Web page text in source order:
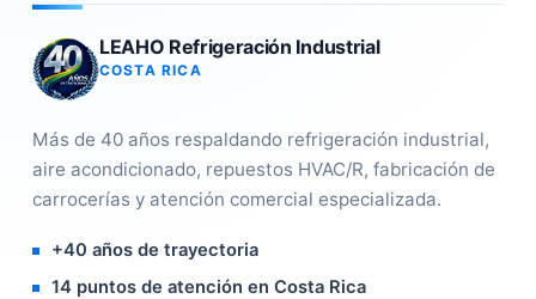
LEAHO Refrigeración Industrial
COSTA RICA
Más de 40 años respaldando refrigeración industrial,
aire acondicionado, repuestos HVAC/R, fabricación de
carrocerías y atención comercial especializada.
+40 años de trayectoria
14 puntos de atención en Costa Rica